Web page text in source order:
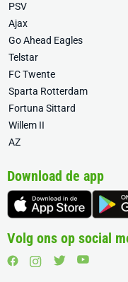
PSV
Ajax
Go Ahead Eagles
Telstar
FC Twente
Sparta Rotterdam
Fortuna Sittard
Willem II
AZ
Download de app
Volg ons op social